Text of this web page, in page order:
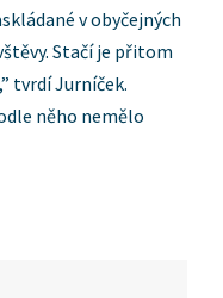
v obyčejných
Stačí je přitom
tvrdí Jurníček.
něho nemělo